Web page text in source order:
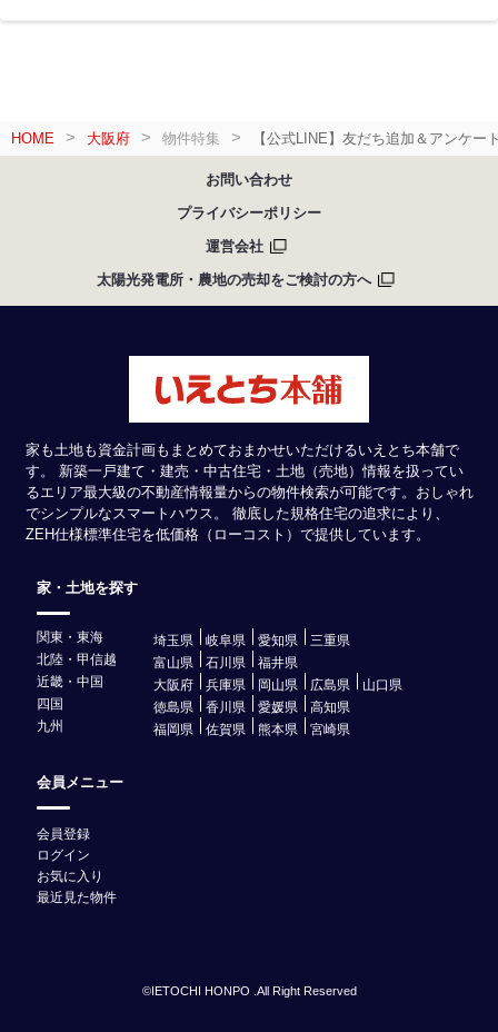
HOME 大阪府 物件特集 【公式LINE】友だち追加＆アンケー
お問い合わせ
プライバシーポリシー
運営会社
太陽光発電所・農地の売却をご検討の方へ
家も土地も資金計画もまとめておまかせいただけるいえとち本舗で
す。 新築一戸建て・建売・中古住宅・土地（売地）情報を扱ってい
るエリア最大級の不動産情報量からの物件検索が可能です。おしゃれ
でシンプルなスマートハウス。 徹底した規格住宅の追求により、
ZEH仕様標準住宅を低価格（ローコスト）で提供しています。
家・土地を探す
関東・東海 埼玉県 岐阜県 愛知県
三重県
北陸・甲信越
富山県 石川県
福井県
近畿・中国
大阪府 兵庫県 岡山県 広島県
山口県
四国
徳島県 香川県 愛媛県
高知県
九州
福岡県 佐賀県 熊本県 宮崎県
会員メニュー
会員登録
ログイン
お気に入り
最近見た物件
©IETOCHI HONPO .All Right Reserved